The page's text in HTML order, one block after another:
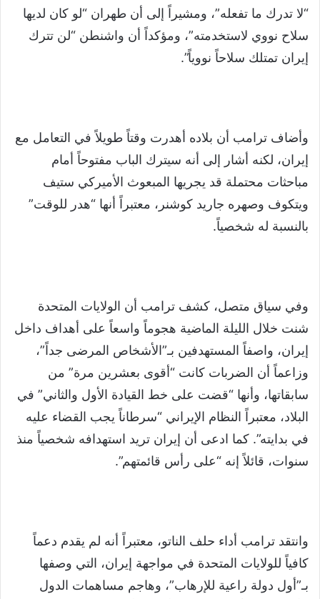
“لا تدرك ما تفعله”، ومشيراً إلى أن طهران “لو كان لديها
سلاح نووي لاستخدمته”، ومؤكداً أن واشنطن “لن تترك
إيران تمتلك سلاحاً نووياً”.
وأضاف ترامب أن بلاده أهدرت وقتاً طويلاً في التعامل مع
إيران، لكنه أشار إلى أنه سيترك الباب مفتوحاً أمام
مباحثات محتملة قد يجريها المبعوث الأميركي ستيف
ويتكوف وصهره جاريد كوشنر، معتبراً أنها “هدر للوقت”
بالنسبة له شخصياً.
وفي سياق متصل، كشف ترامب أن الولايات المتحدة
شنت خلال الليلة الماضية هجوماً واسعاً على أهداف داخل
إيران، واصفاً المستهدفين بـ”الأشخاص المرضى جداً”،
وزاعماً أن الضربات كانت “أقوى بعشرين مرة” من
سابقاتها، وأنها “قضت على خط القيادة الأول والثاني” في
البلاد، معتبراً النظام الإيراني “سرطاناً يجب القضاء عليه
في بدايته”. كما ادعى أن إيران تريد استهدافه شخصياً منذ
سنوات، قائلاً إنه “على رأس قائمتهم”.
وانتقد ترامب أداء حلف الناتو، معتبراً أنه لم يقدم دعماً
كافياً للولايات المتحدة في مواجهة إيران، التي وصفها
بـ”أول دولة راعية للإرهاب”، وهاجم مساهمات الدول